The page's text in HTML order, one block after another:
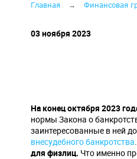
Строка
навигации
Главная Финансовая
03 ноября 2023
На конец октября 2023
нормы Закона о
заинтересованные в ней
внесудебного банкротства.
для физлиц. Что именно